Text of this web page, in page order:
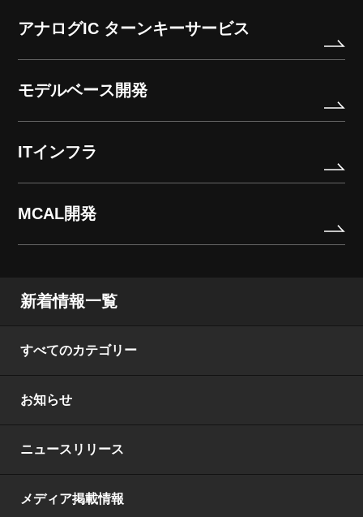
アナログIC ターンキーサービス
モデルベース開発
ITインフラ
MCAL開発
新着情報一覧
すべてのカテゴリー
お知らせ
ニュースリリース
メディア掲載情報